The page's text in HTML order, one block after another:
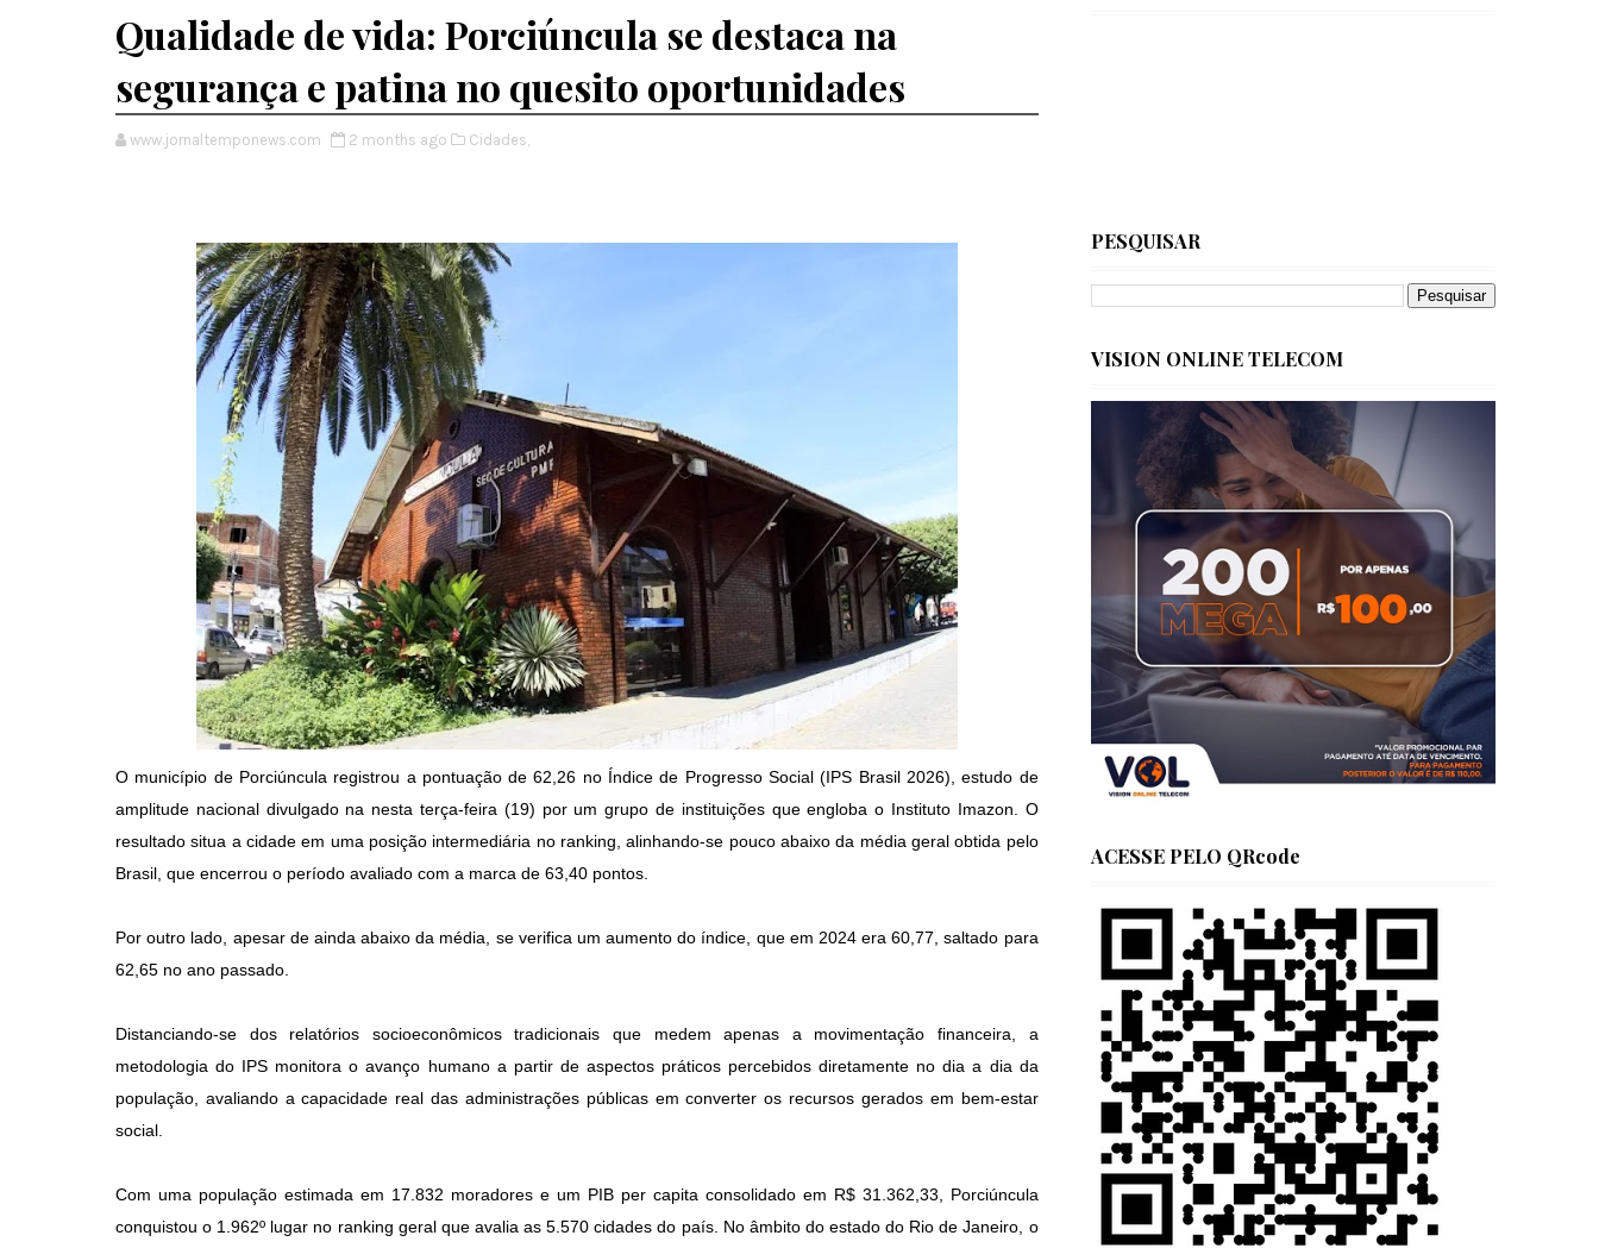
Qualidade de vida: Porciúncula se destaca na
segurança e patina no quesito oportunidades
www.jornaltemponews.com 2 months ago Cidades,
O município de Porciúncula registrou a pontuação de 62,26 no Índice de Progresso Social (IPS Brasil 2026), estudo de
amplitude nacional divulgado na nesta terça-feira (19) por um grupo de instituições que engloba o Instituto Imazon. O
resultado situa a cidade em uma posição intermediária no ranking, alinhando-se pouco abaixo da média geral obtida pelo
Brasil, que encerrou o período avaliado com a marca de 63,40 pontos.
Por outro lado, apesar de ainda abaixo da média, se verifica um aumento do índice, que em 2024 era 60,77, saltado para
62,65 no ano passado.
Distanciando-se dos relatórios socioeconômicos tradicionais que medem apenas a movimentação financeira, a
metodologia do IPS monitora o avanço humano a partir de aspectos práticos percebidos diretamente no dia a dia da
população, avaliando a capacidade real das administrações públicas em converter os recursos gerados em bem-estar
social.
Com uma população estimada em 17.832 moradores e um PIB per capita consolidado em R$ 31.362,33, Porciúncula
conquistou o 1.962º lugar no ranking geral que avalia as 5.570 cidades do país. No âmbito do estado do Rio de Janeiro, o
PESQUISAR
VISION ONLINE TELECOM
ACESSE PELO QRcode